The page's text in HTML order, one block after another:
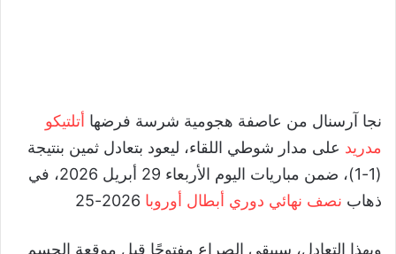
نجا آرسنال من عاصفة هجومية شرسة فرضها أتلتيكو
مدريد على مدار شوطي اللقاء، ليعود بتعادل ثمين بنتيجة
(1-1)، ضمن مباريات اليوم الأربعاء 29 أبريل 2026، في
ذهاب نصف نهائي دوري أبطال أوروبا
وبهذا التعادل، سيبقى الصراع مفتوحًا قبل موقعة الحسم